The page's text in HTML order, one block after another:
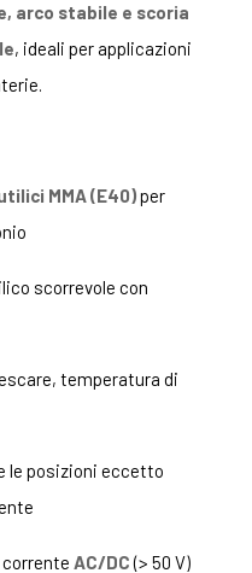
arco stabile e scoria
, ideali per applicazioni
MMA (E40)per
scorrevole con
temperatura di
le posizioni eccetto
corrente AC/DC(> 50 V)